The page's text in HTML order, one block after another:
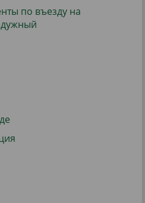
по въезду на